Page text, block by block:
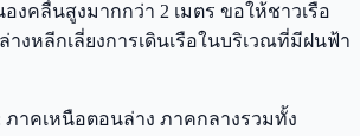
งคลื่นสูงมากกว่า 2 เมตร ขอให้ชาวเรือ
งหลีกเลี่ยงการเดินเรือในบริเวณที่มีฝนฟ้า
ภาคเหนือตอนล่าง ภาคกลางรวมทั้ง